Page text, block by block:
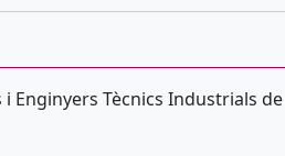
Enginyers Tècnics Industrials de